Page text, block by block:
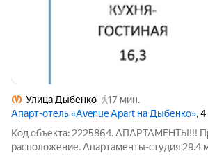
Улица Дыбенко
17 мин.
Апарт-отель «Avenue Apart на Дыбенко»,
Код объекта: 2225864. АПАРТАМЕНТЫ!!!
расположение. Апартаменты-студия 29.4